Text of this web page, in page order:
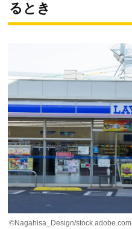
るとき
©Nagahisa_Design/stock.adobe.com